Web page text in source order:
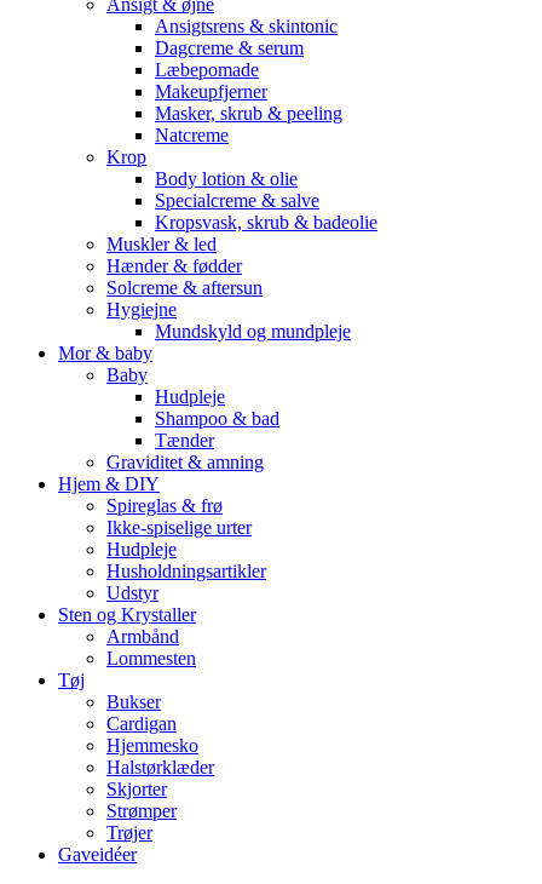
Ansigt & øjne
Ansigtsrens & skintonic
Dagcreme & serum
Læbepomade
Makeupfjerner
Masker, skrub & peeling
Natcreme
Krop
Body lotion & olie
Specialcreme & salve
Kropsvask, skrub & badeolie
Muskler & led
Hænder & fødder
Solcreme & aftersun
Hygiejne
Mundskyld og mundpleje
Mor & baby
Baby
Hudpleje
Shampoo & bad
Tænder
Graviditet & amning
Hjem & DIY
Spireglas & frø
Ikke-spiselige urter
Hudpleje
Husholdningsartikler
Udstyr
Sten og Krystaller
Armbånd
Lommesten
Tøj
Bukser
Cardigan
Hjemmesko
Halstørklæder
Skjorter
Strømper
Trøjer
Gaveidéer